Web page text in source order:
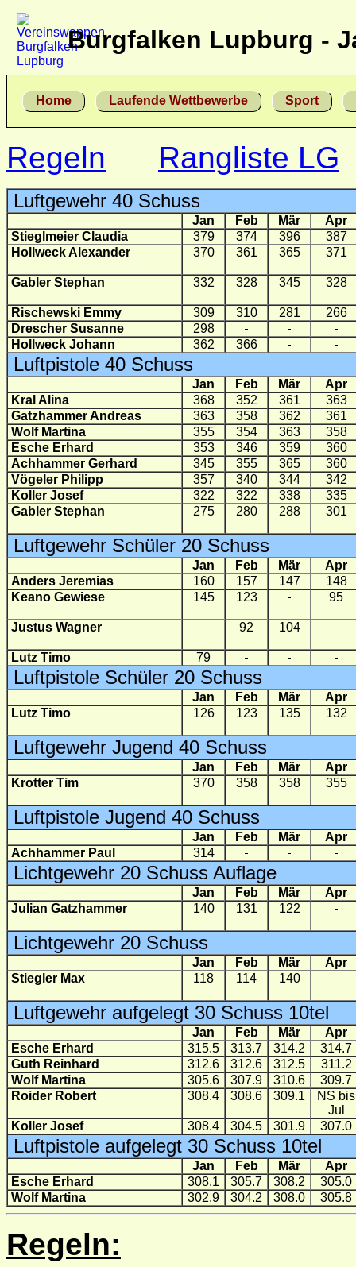
Burgfalken Lupburg -
Home Laufende Wettbewerbe Sport
Regeln Rangliste LG
Luftgewehr 40 Schuss
Jan Feb Mär
Apr
Stieglmeier Claudia
379 374 396
387
Hollweck Alexander
370 361 365 371
Gabler Stephan 332 328 345 328
Rischewski Emmy 309 310 281
266
Drescher Susanne
298
Hollweck Johann
362 366
Luftpistole 40 Schuss
Jan Feb Mär
Apr
Kral Alina
368 352 361
363
Gatzhammer Andreas
363 358 362
361
Wolf Martina
355 354 363
358
Esche Erhard
353 346 359
360
Achhammer Gerhard
345 355 365
360
Vögeler Philipp
357 340 344
342
Koller Josef
322 322 338
335
Gabler Stephan
275 280 288 301
Luftgewehr Schüler 20 Schuss
Jan Feb Mär
Apr
Anders Jeremias
160 157 147
148
Keano Gewiese
145 123 95
Justus Wagner 92 104
Lutz Timo 79
Luftpistole Schüler 20 Schuss
Jan Feb Mär
Apr
Lutz Timo
126 123 135 132
Luftgewehr Jugend 40 Schuss
Jan Feb Mär
Apr
Krotter Tim
370 358 358 355
Luftpistole Jugend 40 Schuss
Jan Feb Mär
Apr
Achhammer Paul
314
Lichtgewehr 20 Schuss Auflage
Jan Feb Mär
Apr
Julian Gatzhammer
140 131 122
Lichtgewehr 20 Schuss
Jan Feb Mär
Apr
Stiegler Max
118 114 140
Luftgewehr aufgelegt 30 Schuss 10tel
Jan Feb Mär
Apr
Esche Erhard
315.5 313.7 314.2
314.7
Guth Reinhard
312.6 312.6 312.5
311.2
Wolf Martina
305.6 307.9 310.6
309.7
Roider Robert
308.4 308.6 309.1
NS bis
Jul
Koller Josef
308.4 304.5 301.9 307.0
Luftpistole aufgelegt 30 Schuss 10tel
Jan Feb Mär
Apr
Esche Erhard
308.1 305.7 308.2
305.0
Wolf Martina
302.9 304.2 308.0 305.8
Regeln: